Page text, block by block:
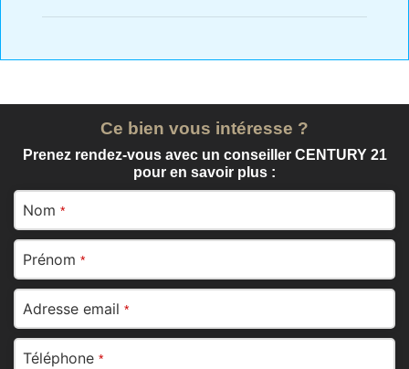
Ce bien vous intéresse ?
Prenez rendez-vous avec un conseiller CENTURY 21
pour en savoir plus :
Nom *
Prénom *
Adresse email *
Téléphone *